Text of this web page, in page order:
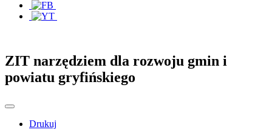
ZIT narzędziem dla rozwoju gmin i
powiatu gryfińskiego
Drukuj